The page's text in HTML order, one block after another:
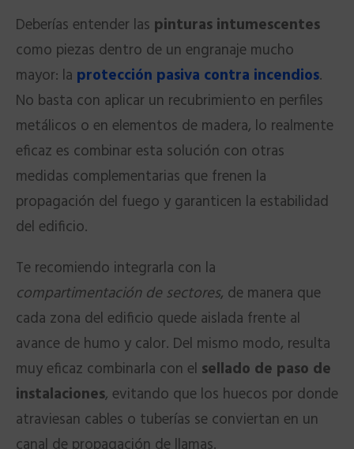
Deberías entender las pinturas intumescentes
como piezas dentro de un engranaje mucho
mayor: la protección pasiva contra incendios.
No basta con aplicar un recubrimiento en perfiles
metálicos o en elementos de madera, lo realmente
eficaz es combinar esta solución con otras
medidas complementarias que frenen la
propagación del fuego y garanticen la estabilidad
del edificio.
Te recomiendo integrarla con la
compartimentación de sectores, de manera que
cada zona del edificio quede aislada frente al
avance de humo y calor. Del mismo modo, resulta
muy eficaz combinarla con el sellado de paso de
instalaciones, evitando que los huecos por donde
atraviesan cables o tuberías se conviertan en un